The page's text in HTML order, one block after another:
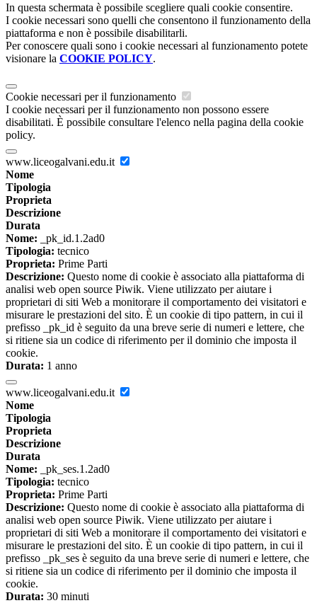
In questa schermata è possibile scegliere quali cookie consentire.
I cookie necessari sono quelli che consentono il funzionamento della
piattaforma e non è possibile disabilitarli.
Per conoscere quali sono i cookie necessari al funzionamento potete
visionare la COOKIE POLICY.
Cookie necessari per il funzionamento
I cookie necessari per il funzionamento non possono essere
disabilitati. È possibile consultare l'elenco nella pagina della cookie
policy.
www.liceogalvani.edu.it
Nome
Tipologia
Proprieta
Descrizione
Durata
Nome: _pk_id.1.2ad0
Tipologia: tecnico
Proprieta: Prime Parti
Descrizione: Questo nome di cookie è associato alla piattaforma di
analisi web open source Piwik. Viene utilizzato per aiutare i
proprietari di siti Web a monitorare il comportamento dei visitatori e
misurare le prestazioni del sito. È un cookie di tipo pattern, in cui il
prefisso _pk_id è seguito da una breve serie di numeri e lettere, che
si ritiene sia un codice di riferimento per il dominio che imposta il
cookie.
Durata: 1 anno
www.liceogalvani.edu.it
Nome
Tipologia
Proprieta
Descrizione
Durata
Nome: _pk_ses.1.2ad0
Tipologia: tecnico
Proprieta: Prime Parti
Descrizione: Questo nome di cookie è associato alla piattaforma di
analisi web open source Piwik. Viene utilizzato per aiutare i
proprietari di siti Web a monitorare il comportamento dei visitatori e
misurare le prestazioni del sito. È un cookie di tipo pattern, in cui il
prefisso _pk_ses è seguito da una breve serie di numeri e lettere, che
si ritiene sia un codice di riferimento per il dominio che imposta il
cookie.
Durata: 30 minuti